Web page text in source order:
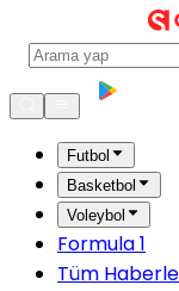
Futbol
Basketbol
Voleybol
Formula 1
Tüm